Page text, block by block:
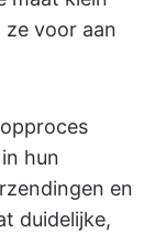
voor aan
hun
en
duidelijke,